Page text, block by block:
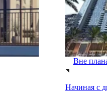
Вне плана
Начиная с